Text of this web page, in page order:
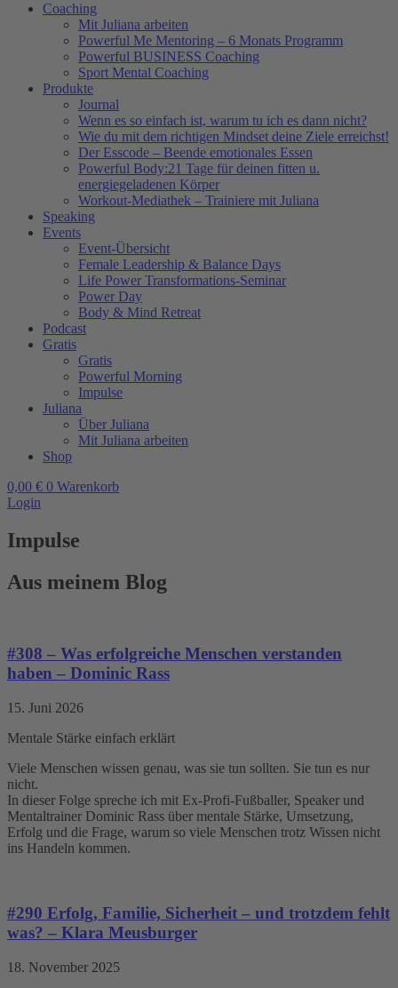
Coaching
Mit Juliana arbeiten
Powerful Me Mentoring – 6 Monats Programm
Powerful BUSINESS Coaching
Sport Mental Coaching
Produkte
Journal
Wenn es so einfach ist, warum tu ich es dann nicht?
Wie du mit dem richtigen Mindset deine Ziele erreichst!
Der Esscode – Beende emotionales Essen
Powerful Body:21 Tage für deinen fitten u.
energiegeladenen Körper
Workout-Mediathek – Trainiere mit Juliana
Speaking
Events
Event-Übersicht
Female Leadership & Balance Days
Life Power Transformations-Seminar
Power Day
Body & Mind Retreat
Podcast
Gratis
Gratis
Powerful Morning
Impulse
Juliana
Über Juliana
Mit Juliana arbeiten
Shop
0,00 € 0 Warenkorb
Login
Impulse
Aus meinem Blog
#308 – Was erfolgreiche Menschen verstanden
haben – Dominic Rass
15. Juni 2026
Mentale Stärke einfach erklärt
Viele Menschen wissen genau, was sie tun sollten. Sie tun es nur
nicht.
In dieser Folge spreche ich mit Ex-Profi-Fußballer, Speaker und
Mentaltrainer Dominic Rass über mentale Stärke, Umsetzung,
Erfolg und die Frage, warum so viele Menschen trotz Wissen nicht
ins Handeln kommen.
#290 Erfolg, Familie, Sicherheit – und trotzdem fehlt
was? – Klara Meusburger
18. November 2025